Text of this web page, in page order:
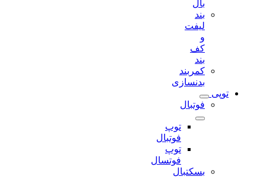
کمربند
بدنسازی
توپی
فوتبال
توپ
فوتبال
توپ
فوتسال
بسکتبال